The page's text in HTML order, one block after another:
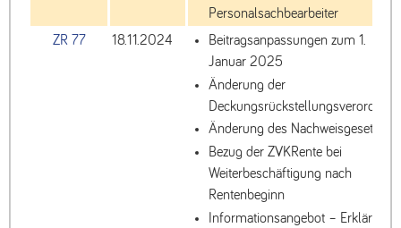
Personalsachbearbeiter
ZR 77
18.11.2024
Beitragsanpassungen zum 1.
Januar 2025
Änderung der
Änderung des Nachweisgesetzes
Bezug der ZVKRente bei
Weiterbeschäftigung nach
Rentenbeginn
Informationsangebot –